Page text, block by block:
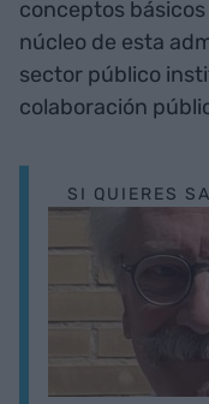
conceptos
núcleo de esta
sector público
colaboración
SI QUIERES